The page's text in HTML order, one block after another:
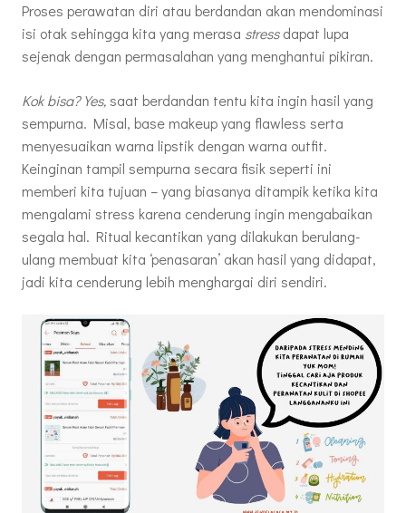
Proses perawatan diri atau berdandan akan mendominasi
isi otak sehingga kita yang merasa stressdapat lupa
sejenak dengan permasalahan yang menghantui pikiran.
Kok bisa? Yes,saat berdandan tentu kita ingin hasil yang
sempurna. Misal, base makeup yang flawless serta
menyesuaikan warna lipstik dengan warna outfit.
Keinginan tampil sempurna secara fisik seperti ini
memberi kita tujuan – yang biasanya ditampik ketika kita
mengalami stress karena cenderung ingin mengabaikan
segala hal. Ritual kecantikan yang dilakukan berulang-
ulang membuat kita ‘penasaran’ akan hasil yang didapat,
jadi kita cenderung lebih menghargai diri sendiri.